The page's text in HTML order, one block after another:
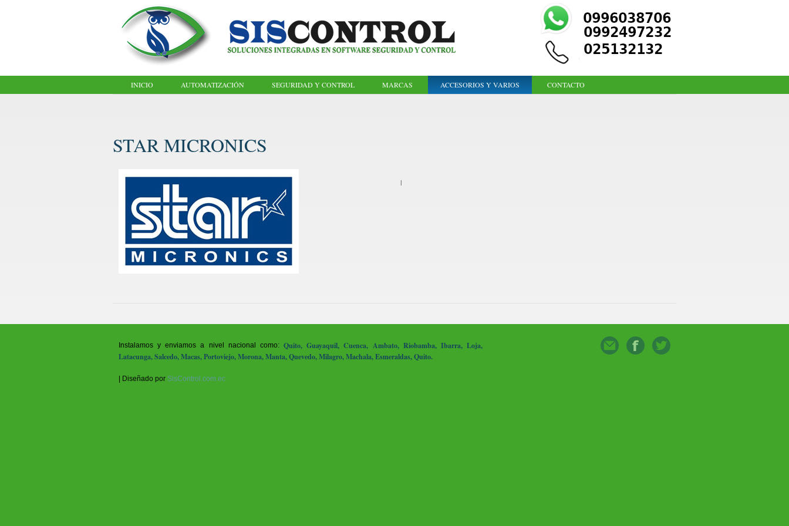
INICIO AUTOMATIZACIÓN SEGURIDAD Y CONTROL MARCAS ACCESORIOS Y VARIOS CONTACTO
STAR MICRONICS
Instalamos y enviamos a nivel nacional como:Quito, Guayaquil, Cuenca, Ambato, Riobamba, Ibarra, Loja,
Latacunga, Salcedo, Macas, Portoviejo, Morona, Manta, Quevedo, Milagro, Machala, Esmeraldas, Quito.
| Diseñado por SisControl.com.ec